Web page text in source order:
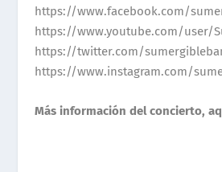
https://www.facebook.com/
https://www.youtube.com/user/
https://twitter.com/
https://www.instagram.com/
Más información del concierto,